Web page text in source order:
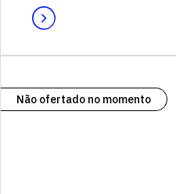
Não ofertado no momento